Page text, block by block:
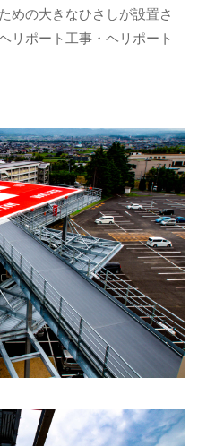
めの大きなひさしが設置さ
リポート工事・ヘリポート